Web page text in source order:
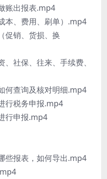
账出报表.mp4
本、费用、刷单）.mp4
促销、货损、换
、社保、往来、手续费、
何查询及核对明细.mp4
行税务申报.mp4
行申报.mp4
些报表，如何导出.mp4